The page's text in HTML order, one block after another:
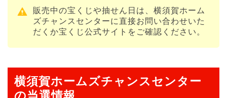
販売中の宝くじや抽せん日は、横須賀ホーム
ズチャンスセンターに直接お問い合わせいた
だくか宝くじ公式サイトをご確認ください。
横須賀ホームズチャンスセンター
の当選情報